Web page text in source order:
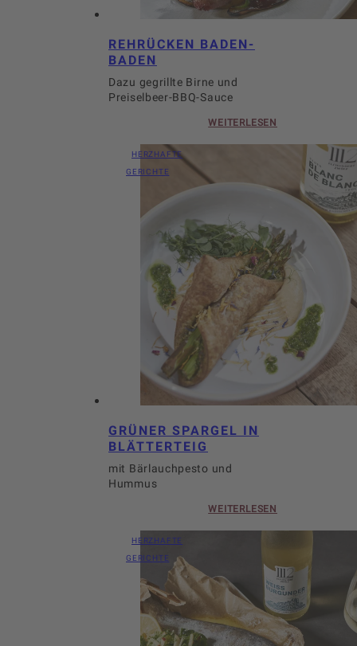
REHRÜCKEN BADEN-
BADEN
Dazu gegrillte Birne und
Preiselbeer-BBQ-Sauce
WEITERLESEN
GRÜNER SPARGEL IN
BLÄTTERTEIG
mit Bärlauchpesto und
Hummus
HERZHAFTE
GERICHTE
WEITERLESEN
HERZHAFTE
GERICHTE